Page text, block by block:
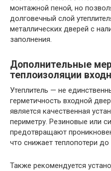
монтажной пеной, но
долговечный слой
металлических дверей с
заполнения.
Дополнительные
теплоизоляции
Утеплитель — не
герметичность входной
является качественная
периметру. Резиновые или
предотвращают
что снижает теплопотери до
Также рекомендуется